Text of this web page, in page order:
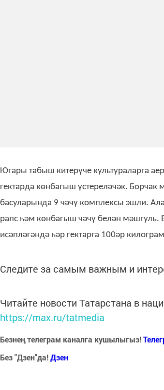
Югары табыш китерүче культураларга
гектарда көнбагыш үстереләчәк.
басуларында 9 чәчү комплексы эшли.
рапс һәм көнбагыш чәчү белән мәшгуль.
исәпләгәндә һәр гектарга 100әр
Следите за самым важным и
Читайте новости Татарстана в
https://max.ru/tatmedia
Безнең телеграм каналга кушылыгыз!
Без "Дзен"да!Дзен